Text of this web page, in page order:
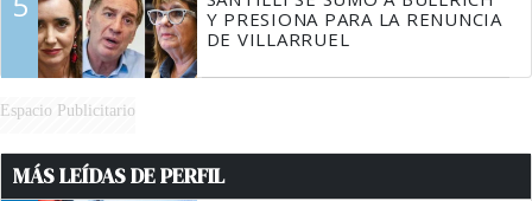
Y PRESIONA PARA LA RENUNCIA
DE VILLARRUEL
Espacio Publicitario
MÁS LEÍDAS DE PERFIL